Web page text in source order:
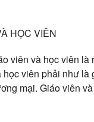
HỌC VIÊN
viên và học viên
viên phải như
mại. Giáo viên